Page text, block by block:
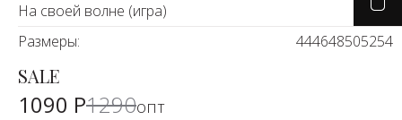
На своей волне (игра)
Размеры:
444648505254
-14%
SALE
1090 Р1290опт